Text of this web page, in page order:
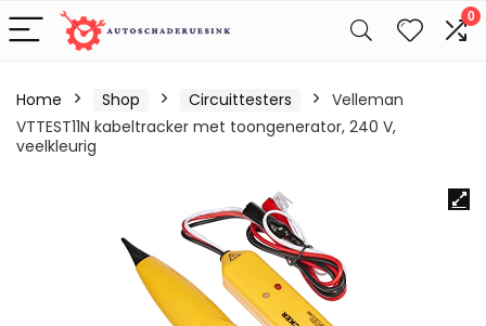
0
Home Shop Circuittesters
Velleman
VTTEST11N kabeltracker met toongenerator, 240 V,
veelkleurig